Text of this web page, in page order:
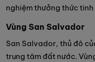
nghiệm thưởng thức
Vùng San Salvador
San Salvador, thủ đô
trung tâm đất nước.